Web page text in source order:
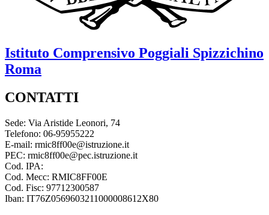
Istituto Comprensivo Poggiali Spizzichino
Roma
CONTATTI
Sede: Via Aristide Leonori, 74
Telefono: 06-95955222
E-mail: rmic8ff00e@istruzione.it
PEC: rmic8ff00e@pec.istruzione.it
Cod. IPA:
Cod. Mecc: RMIC8FF00E
Cod. Fisc: 97712300587
Iban: IT76Z0569603211000008612X80